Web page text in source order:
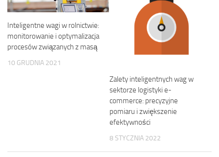
Inteligentne wagi w rolnictwie:
monitorowanie i optymalizacja
procesów związanych z masą
10 GRUDNIA 2021
Zalety inteligentnych wag w
sektorze logistyki e-
commerce: precyzyjne
pomiaru i zwiększenie
efektywności
8 STYCZNIA 2022